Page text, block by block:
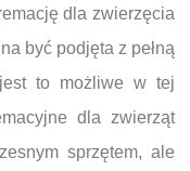
dla zwierzęcia
być podjęta z pełną
to możliwe w tej
dla zwierząt
sprzętem, ale